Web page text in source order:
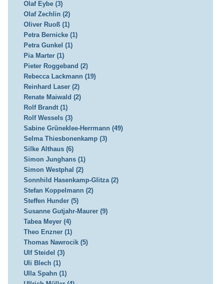
Olaf Eybe (3)
Olaf Zechlin (2)
Oliver Ruoß (1)
Petra Bernicke (1)
Petra Gunkel (1)
Pia Marter (1)
Pieter Roggeband (2)
Rebecca Lackmann (19)
Reinhard Laser (2)
Renate Maiwald (2)
Rolf Brandt (1)
Rolf Wessels (3)
Sabine Grüneklee-Herrmann (49)
Selma Thiesbonenkamp (3)
Silke Althaus (6)
Simon Junghans (1)
Simon Westphal (2)
Sonnhild Hasenkamp-Glitza (2)
Stefan Koppelmann (2)
Steffen Hunder (5)
Susanne Gutjahr-Maurer (9)
Tabea Meyer (4)
Theo Enzner (1)
Thomas Nawrocik (5)
Ulf Steidel (3)
Uli Blech (1)
Ulla Spahn (1)